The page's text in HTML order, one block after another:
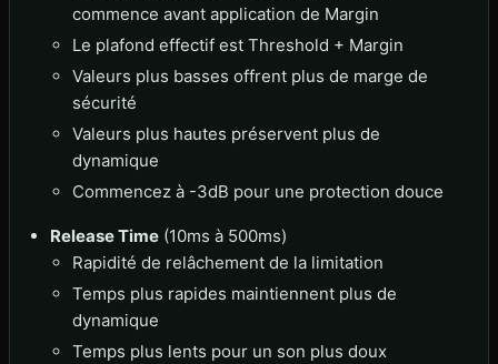
commence avant application de Margin
Le plafond effectif est Threshold + Margin
Valeurs plus basses offrent plus de marge de
sécurité
Valeurs plus hautes préservent plus de
dynamique
Commencez à -3dB pour une protection douce
Release Time (10ms à 500ms)
Rapidité de relâchement de la limitation
Temps plus rapides maintiennent plus de
dynamique
Temps plus lents pour un son plus doux